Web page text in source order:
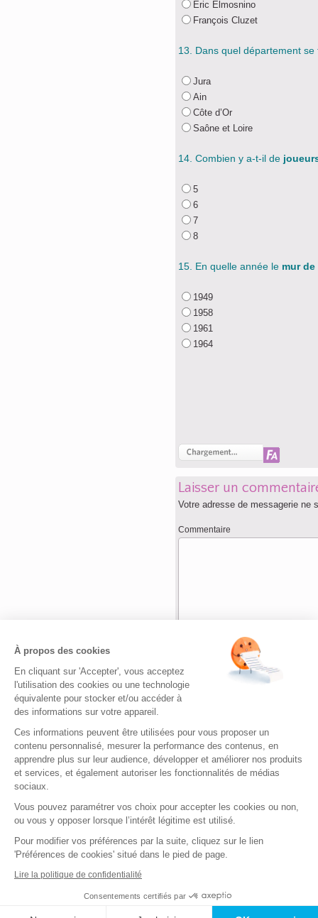
Eric Elmosnino
François Cluzet
13. Dans quel département
Jura
Ain
Côte d’Or
Saône et Loire
14. Combien y a-t-il de
5
6
7
8
15. En quelle année le mur
1949
1958
1961
1964
Laisser un
Votre adresse de messagerie ne
Commentaire
Adresse de messagerie
Quizz.fr - de nombreux quizz gratuits pour
Mentions légales-Conditions Générales d'Utilisation et de Vente
À propos des cookies
En cliquant sur 'Accepter', vous acceptez
l'utilisation des cookies ou une technologie
équivalente pour stocker et/ou accéder à
des informations sur votre appareil.
Ces informations peuvent être utilisées pour vous proposer un
contenu personnalisé, mesurer la performance des contenus, en
apprendre plus sur leur audience, développer et améliorer nos produits
et services, et également autoriser les fonctionnalités de médias
sociaux.
Vous pouvez paramétrer vos choix pour accepter les cookies ou non,
ou vous y opposer lorsque l’intérêt légitime est utilisé.
Pour modifier vos préférences par la suite, cliquez sur le lien
'Préférences de cookies' situé dans le pied de page.
Lire la politique de confidentialité
Consentements certifiés par